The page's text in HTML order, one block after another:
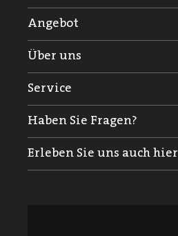
Angebot
Über uns
Service
Haben Sie Fragen?
Erleben Sie uns auch hier